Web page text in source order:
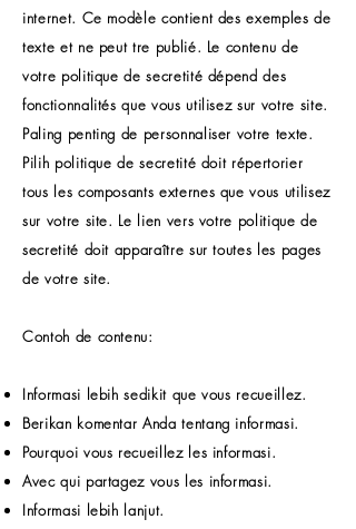
internet. Ce modèle contient des exemples de
texte et ne peut tre publié. Le contenu de
votre politique de secretité dépend des
fonctionnalités que vous utilisez sur votre site.
Paling penting de personnaliser votre texte.
Pilih politique de secretité doit répertorier
tous les composants externes que vous utilisez
sur votre site. Le lien vers votre politique de
secretité doit apparaître sur toutes les pages
de votre site.
Contoh de contenu:
Informasi lebih sedikit que vous recueillez.
Berikan komentar Anda tentang informasi.
Pourquoi vous recueillez les informasi.
Avec qui partagez vous les informasi.
Informasi lebih lanjut.